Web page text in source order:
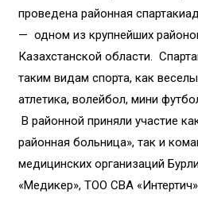
проведена районная
— одном из крупнейших
Казахстанской области.
таким видам спорта, как
атлетика, волейбол, мини
В районной приняли участие
районная больница», так и
медицинских организаций
«Медикер», ТОО СВА